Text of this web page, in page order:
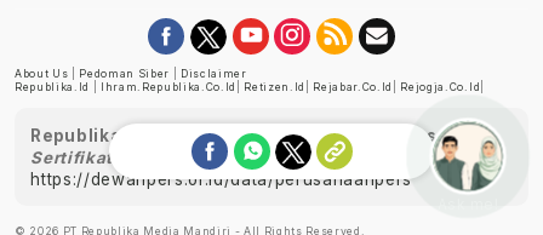
About Us Pedoman Siber
Disclaimer
Republika.id
Ihram.republika.co.id Retizen.id Rejabar.co.id Rejogja.co.id
Republika telah diverifikasi oleh Dewan Pers
Sertifikat Nomor 1058/DP-Verifikasi/K/XII/2022
https://dewanpers.or.id/data/perusahaanpers
© 2026 PT Republika Media Mandiri - All Rights Reserved.